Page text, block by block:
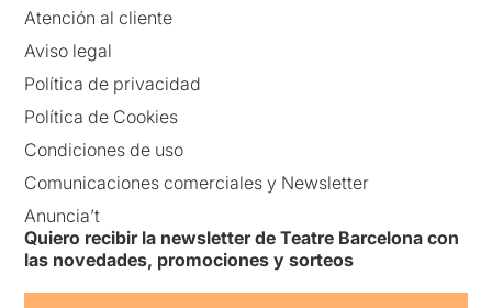
Atención al cliente
Aviso legal
Política de privacidad
Política de Cookies
Condiciones de uso
Comunicaciones comerciales y Newsletter
Anuncia’t
Quiero recibir la newsletter de Teatre Barcelona con
las novedades, promociones y sorteos